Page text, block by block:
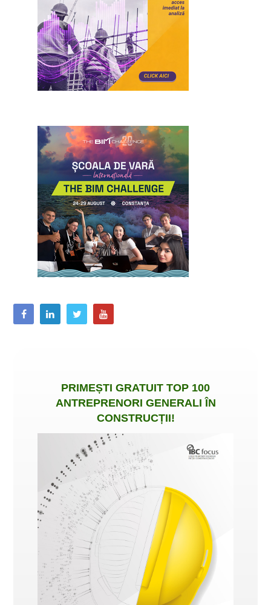
PRIMEȘTI GRATUIT TOP 100
ANTREPRENORI GENERALI ÎN
CONSTRUCȚII!